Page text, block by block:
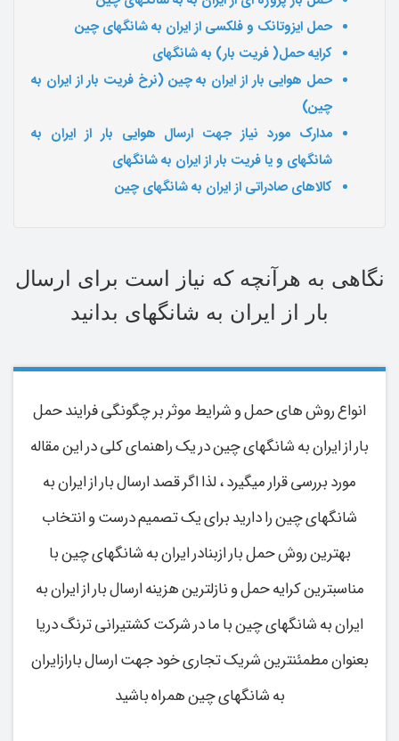
حمل ایزوتانک و فلکسی از ایران به شانگهای چین
کرایه حمل( فریت بار) به شانگهای
حمل هوایی بار از ایران به چین (نرخ فریت بار از ایران به
چین)
مدارک مورد نیاز جهت ارسال هوایی بار از ایران به
شانگهای و یا فریت بار از ایران به شانگهای
کالاهای صادراتی از ایران به شانگهای چین
نگاهی به هرآنچه که نیاز است برای ارسال
بار از ایران به شانگهای بدانید
انواع روش های حمل و شرایط موثر بر چگونگی فرایند حمل
بار از ایران به شانگهای چین در یک راهنمای کلی در این مقاله
مورد بررسی قرار میگیرد ، لذا اگر قصد ارسال بار از ایران به
شانگهای چین را دارید برای یک تصمیم درست و انتخاب
بهترین روش حمل بار ازبنادر ایران به شانگهای چین با
مناسبترین کرایه حمل و نازلترین هزینه ارسال بار از ایران به
ایران به شانگهای چین با ما در شرکت کشتیرانی ترنگ دریا
بعنوان مطمئنترین شریک تجاری خود جهت ارسال بارازایران
به شانگهای چین همراه باشید